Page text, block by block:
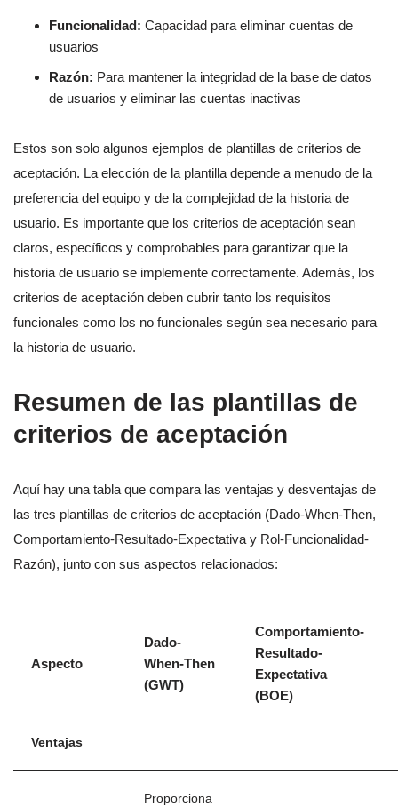
Funcionalidad: Capacidad para eliminar cuentas de
usuarios
Razón: Para mantener la integridad de la base de datos
de usuarios y eliminar las cuentas inactivas
Estos son solo algunos ejemplos de plantillas de criterios de
aceptación. La elección de la plantilla depende a menudo de la
preferencia del equipo y de la complejidad de la historia de
usuario. Es importante que los criterios de aceptación sean
claros, específicos y comprobables para garantizar que la
historia de usuario se implemente correctamente. Además, los
criterios de aceptación deben cubrir tanto los requisitos
funcionales como los no funcionales según sea necesario para
la historia de usuario.
Resumen de las plantillas de
criterios de aceptación
Aquí hay una tabla que compara las ventajas y desventajas de
las tres plantillas de criterios de aceptación (Dado-When-Then,
Comportamiento-Resultado-Expectativa y Rol-Funcionalidad-
Razón), junto con sus aspectos relacionados:
Aspecto
Dado-
When-Then
(GWT)
Comportamiento-
Resultado-
Expectativa
(BOE)
Ventajas
Proporciona